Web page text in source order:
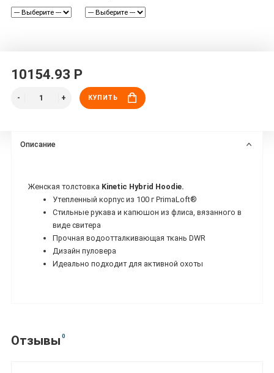
10154.93 Р
КУПИТЬ
Описание
Женская толстовка Kinetic Hybrid Hoodie.
Утепленный корпус из 100 г PrimaLoft®
Стильные рукава и капюшон из флиса, вязанного в
виде свитера
Прочная водоотталкивающая ткань DWR
Дизайн пуловера
Идеально подходит для активной охоты
Отзывы 0